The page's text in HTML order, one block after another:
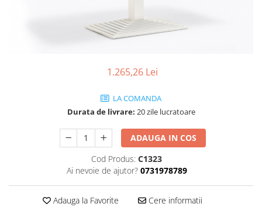
1.265,26 Lei
LA COMANDA
Durata de livrare: 20 zile lucratoare
ADAUGA IN COS
Cod Produs: C1323
Ai nevoie de ajutor? 0731978789
Adauga la Favorite Cere informatii